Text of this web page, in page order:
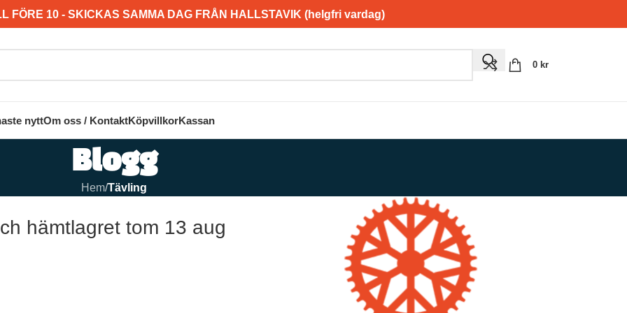
FÖRE 10 - SKICKAS SAMMA DAG FRÅN HALLSTAVIK (helgfri vardag)
0 kr
nyttOm oss / KontaktKöpvillkorKassan
Blogg
Hem/Tävling
hämtlagret tom 13 aug